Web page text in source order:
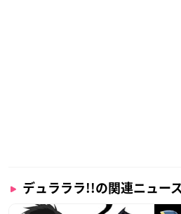
デュラララ!!の関連ニュー